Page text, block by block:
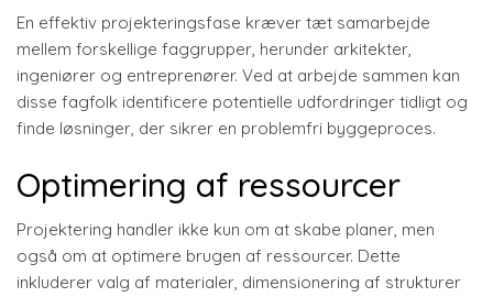
En effektiv projekteringsfase kræver tæt samarbejde
mellem forskellige faggrupper, herunder arkitekter,
ingeniører og entreprenører. Ved at arbejde sammen kan
disse fagfolk identificere potentielle udfordringer tidligt og
finde løsninger, der sikrer en problemfri byggeproces.
Optimering af ressourcer
Projektering handler ikke kun om at skabe planer, men
også om at optimere brugen af ressourcer. Dette
inkluderer valg af materialer, dimensionering af strukturer